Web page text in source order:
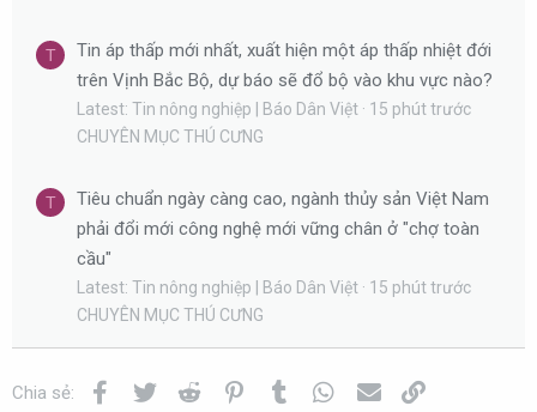
T
Tin áp thấp mới nhất, xuất hiện một áp thấp nhiệt đới
trên Vịnh Bắc Bộ, dự báo sẽ đổ bộ vào khu vực nào?
Latest: Tin nông nghiệp | Báo Dân Việt
15 phút trước
CHUYÊN MỤC THÚ CƯNG
T
Tiêu chuẩn ngày càng cao, ngành thủy sản Việt Nam
phải đổi mới công nghệ mới vững chân ở "chợ toàn
cầu"
Latest: Tin nông nghiệp | Báo Dân Việt
15 phút trước
CHUYÊN MỤC THÚ CƯNG
Chia sẻ: Facebook
Twitter Reddit PinterestTumblr WhatsApp
Email